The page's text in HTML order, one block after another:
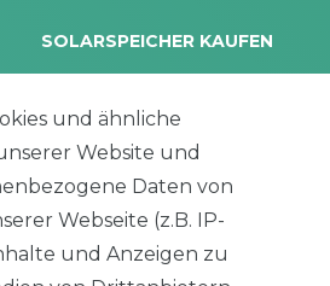
SOLARSPEICHER KAUFEN
10 kWh Batteriespeicher
Solplanet Batteriespeicher
Growatt Speicher
Trina Solar Speicher
ZUBEHÖR
Unterkonstruktion
und ähnliche
Website und
Daten von
Webseite (z.B. IP-
und Anzeigen zu